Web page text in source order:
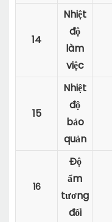
14
Nhiệt
độ
làm
việc
15
Nhiệt
độ
bảo
quản
16
Độ
ẩm
tương
đối